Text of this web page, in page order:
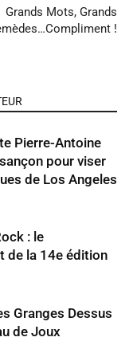
Grands Mots, Grands
!
Pierre-Antoine
pour viser
de Los Angeles
: le
de la 14e édition
Granges Dessus
de Joux